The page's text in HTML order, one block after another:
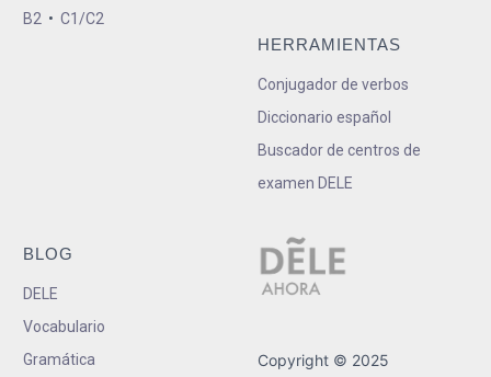
B2 • C1/C2
HERRAMIENTAS
Conjugador de verbos
Diccionario español
Buscador de centros de
examen DELE
BLOG
DELE
Vocabulario
Gramática
Copyright © 2025